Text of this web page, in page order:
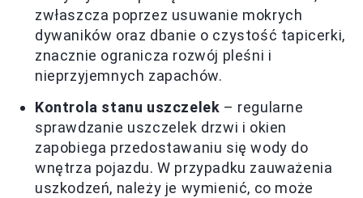
zwłaszcza poprzez usuwanie mokrych
dywaników oraz dbanie o czystość tapicerki,
znacznie ogranicza rozwój pleśni i
nieprzyjemnych zapachów.
Kontrola stanu uszczelek – regularne
sprawdzanie uszczelek drzwi i okien
zapobiega przedostawaniu się wody do
wnętrza pojazdu. W przypadku zauważenia
uszkodzeń, należy je wymienić, co może